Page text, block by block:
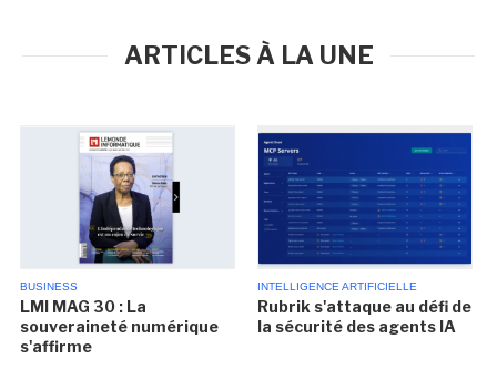
ARTICLES À LA UNE
BUSINESS
LMI MAG 30 : La
souveraineté numérique
s'affirme
INTELLIGENCE ARTIFICIELLE
Rubrik s'attaque au défi de
la sécurité des agents IA